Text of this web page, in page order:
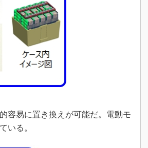
容易に置き換えが可能だ。電動モ
いる。